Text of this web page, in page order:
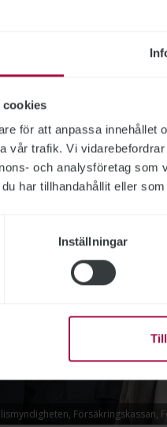
cookies
för att anpassa innehållet
vår trafik. Vi
och analysföretag
har tillhandahållit eller
Inställningar
personliga uppfattning.
Försäkringskassan,